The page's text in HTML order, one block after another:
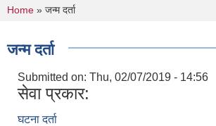
You are here
Home » जन्म दर्ता
जन्म दर्ता
Submitted on: Thu, 02/07/2019 - 14:56
सेवा प्रकार:
घटना दर्ता